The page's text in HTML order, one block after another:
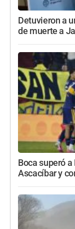
Detuvieron a
de muerte a
Boca superó
Ascacíbar y